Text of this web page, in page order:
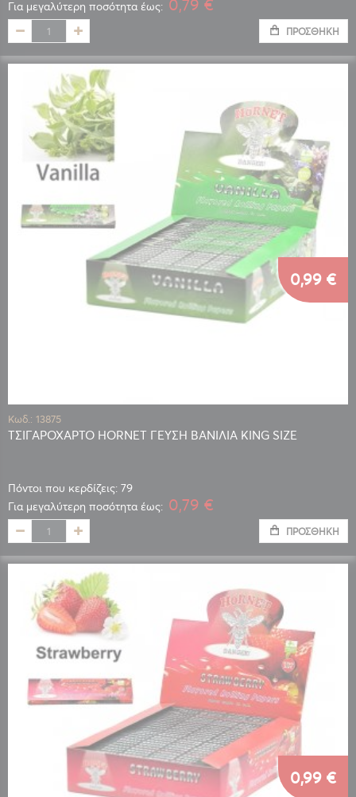
Για μεγαλύτερη ποσότητα έως: 0,79 €
ΠΡΟΣΘΉΚΗ
Κωδ.: 13875
ΤΣΙΓΑΡΟΧΑΡΤΟ HORNET ΓΕΥΣΗ ΒΑΝΙΛΙΑ KING SIZE
Πόντοι που κερδίζεις: 79
0,99 €
Για μεγαλύτερη ποσότητα έως: 0,79 €
ΠΡΟΣΘΉΚΗ
0,99 €